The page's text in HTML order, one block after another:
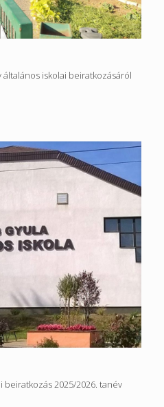
általános iskolai beiratkozásáról
beiratkozás 2025/2026. tanév